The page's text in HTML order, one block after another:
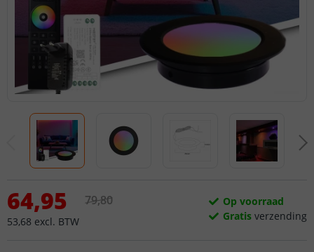
64,95
53,68 excl. BTW
79,80
Op voorraad
Gratis verzending